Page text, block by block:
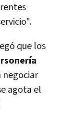
que los
negociar
agota el